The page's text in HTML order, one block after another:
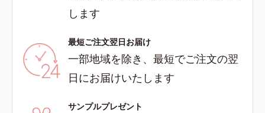
します
最短ご注文翌日お届け
一部地域を除き、最短でご注文の翌
日にお届けいたします
サンプルプレゼント